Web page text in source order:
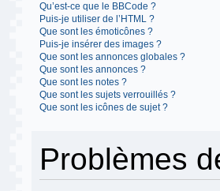
Qu’est-ce que le BBCode ?
Puis-je utiliser de l’HTML ?
Que sont les émoticônes ?
Puis-je insérer des images ?
Que sont les annonces globales ?
Que sont les annonces ?
Que sont les notes ?
Que sont les sujets verrouillés ?
Que sont les icônes de sujet ?
Problèmes